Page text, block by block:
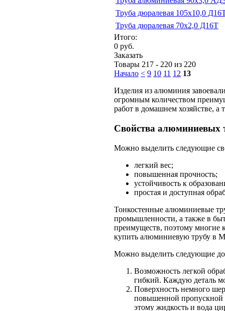
Труба дюралевая 105х10,0
Труба дюралевая 70х2,0 Д16Т
Итого:
0 руб.
Заказать
Товары 217 - 220 из 220
Начало < 9 10 11 12 13
Изделия из алюминия
огромным количеством
работ в домашнем хозяйстве,
Свойства алюминиевых
Можно выделить следующие
легкий вес;
повышенная прочность;
устойчивость к
простая и доступная
Тонкостенные алюминиевые
промышленности, а также в
преимуществ, поэтому многие
купить алюминиевую трубу в
Можно выделить следующие
Возможность легкой
гибкий. Каждую деталь
Поверхность немного
повышенной пропускной
этому жидкость и вода